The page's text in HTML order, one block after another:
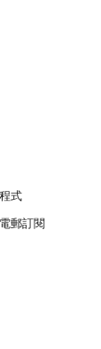
式
郵訂閱